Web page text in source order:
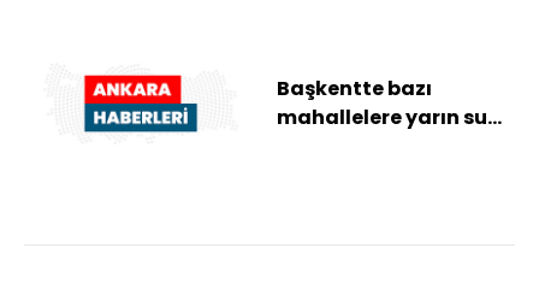
Başkentte bazı
mahallelere yarın su